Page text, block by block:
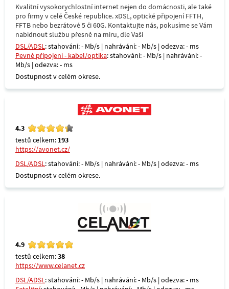
Kvalitní vysokorychlostní internet nejen do domácnosti, ale také
pro firmy v celé České republice. xDSL, optické připojení FFTH,
FFTB nebo bezrátové 5 či 60G. Kontaktujte nás, pokusíme se Vám
nabídnout službu přesně na míru, dle Vaši
DSL/ADSL: stahování: - Mb/s | nahrávání: - Mb/s | odezva: - ms
Pevné připojení - kabel/optika: stahování: - Mb/s | nahrávání: -
Mb/s | odezva: - ms
Dostupnost v celém okrese.
4.3
testů celkem: 193
https://avonet.cz/
DSL/ADSL: stahování: - Mb/s | nahrávání: - Mb/s | odezva: - ms
Dostupnost v celém okrese.
4.9
testů celkem:38
https://www.celanet.cz
DSL/ADSL: stahování: - Mb/s | nahrávání: - Mb/s | odezva: - ms